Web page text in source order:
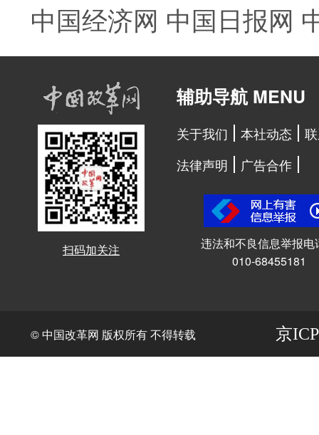
中国经济网 中国日报网
扫码加关注
辅助导航 MENU
关于我们 本社动态
法律声明
广告合作
违法和不良信息举报电
010-68455181
© 中国改革网 版权所有 不得转载 京